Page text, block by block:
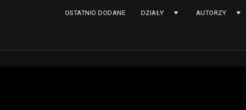
OSTATNIO DODANE DZIAŁY AUTORZY